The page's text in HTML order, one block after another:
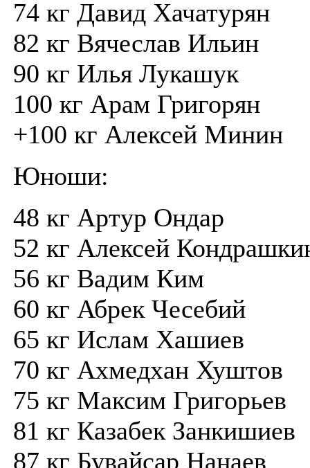
74 кг Давид Хачатурян
82 кг Вячеслав Ильин
90 кг Илья Лукашук
100 кг Арам Григорян
+100 кг Алексей Минин
Юноши:
48 кг Артур Ондар
52 кг Алексей
56 кг Вадим Ким
60 кг Абрек Чесебий
65 кг Ислам Хашиев
70 кг Ахмедхан Хуштов
75 кг Максим Григорьев
81 кг Казабек Занкишиев
87 кг Бувайсар Нанаев